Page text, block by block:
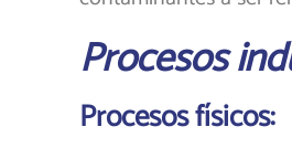
Procesos
Procesos físicos: